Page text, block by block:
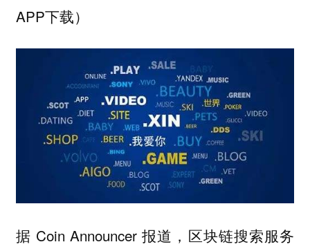
APP下载）
据 Coin Announcer 报道，区块链搜索服务